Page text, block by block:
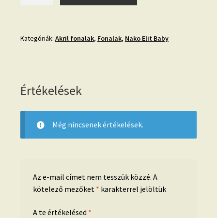
szürke
Kategóriák: Akril fonalak, Fonalak, Nako Elit Baby
Értékelések
Még nincsenek értékelések.
Az e-mail címet nem tesszük közzé. A
kötelező mezőket * karakterrel jelöltük
A te értékelésed *